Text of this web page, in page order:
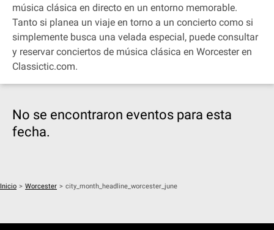
música clásica en directo en un entorno memorable.
Tanto si planea un viaje en torno a un concierto como si
simplemente busca una velada especial, puede consultar
y reservar conciertos de música clásica en Worcester en
Classictic.com.
No se encontraron eventos para esta
fecha.
Inicio > Worcester > city_month_headline_worcester_june